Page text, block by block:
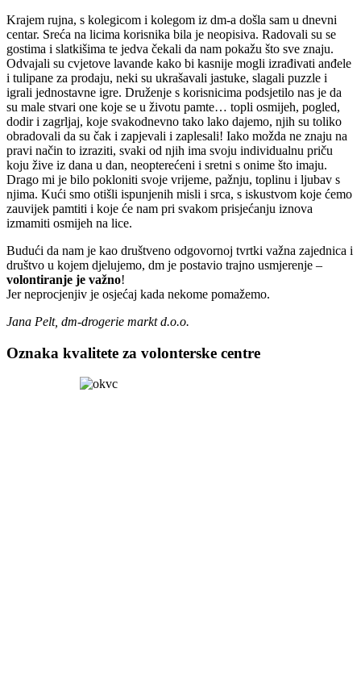
Krajem rujna, s kolegicom i kolegom iz dm-a došla sam u dnevni
centar. Sreća na licima korisnika bila je neopisiva. Radovali su se
gostima i slatkišima te jedva čekali da nam pokažu što sve znaju.
Odvajali su cvjetove lavande kako bi kasnije mogli izrađivati anđele
i tulipane za prodaju, neki su ukrašavali jastuke, slagali puzzle i
igrali jednostavne igre. Druženje s korisnicima podsjetilo nas je da
su male stvari one koje se u životu pamte… topli osmijeh, pogled,
dodir i zagrljaj, koje svakodnevno tako lako dajemo, njih su toliko
obradovali da su čak i zapjevali i zaplesali! Iako možda ne znaju na
pravi način to izraziti, svaki od njih ima svoju individualnu priču
koju žive iz dana u dan, neopterećeni i sretni s onime što imaju.
Drago mi je bilo pokloniti svoje vrijeme, pažnju, toplinu i ljubav s
njima. Kući smo otišli ispunjenih misli i srca, s iskustvom koje ćemo
zauvijek pamtiti i koje će nam pri svakom prisjećanju iznova
izmamiti osmijeh na lice.
Budući da nam je kao društveno odgovornoj tvrtki važna zajednica i
društvo u kojem djelujemo, dm je postavio trajno usmjerenje –
volontiranje je važno!
Jer neprocjenjiv je osjećaj kada nekome pomažemo.
Jana Pelt, dm-drogerie markt d.o.o.
Oznaka kvalitete za volonterske centre